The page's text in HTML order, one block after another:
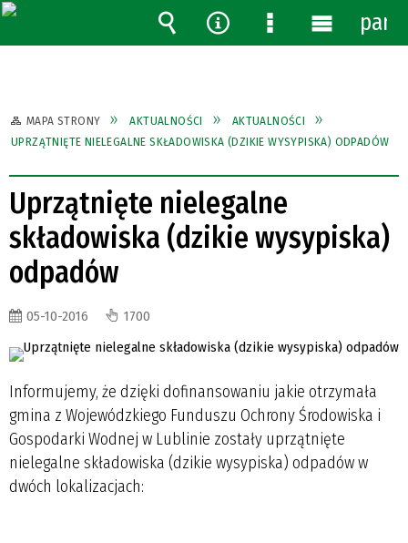
MAPA STRONY AKTUALNOŚCI
AKTUALNOŚCI
UPRZĄTNIĘTE NIELEGALNE SKŁADOWISKA (DZIKIE WYSYPISKA) ODPADÓW
Uprzątnięte nielegalne
składowiska (dzikie wysypiska)
odpadów
05-10-2016 1700
Informujemy, że dzięki dofinansowaniu jakie otrzymała
gmina z Wojewódzkiego Funduszu Ochrony Środowiska i
Gospodarki Wodnej w Lublinie zostały uprzątnięte
nielegalne składowiska (dzikie wysypiska) odpadów w
dwóch lokalizacjach:
Wyszukiwarka
Narzędzia
MenuMenu